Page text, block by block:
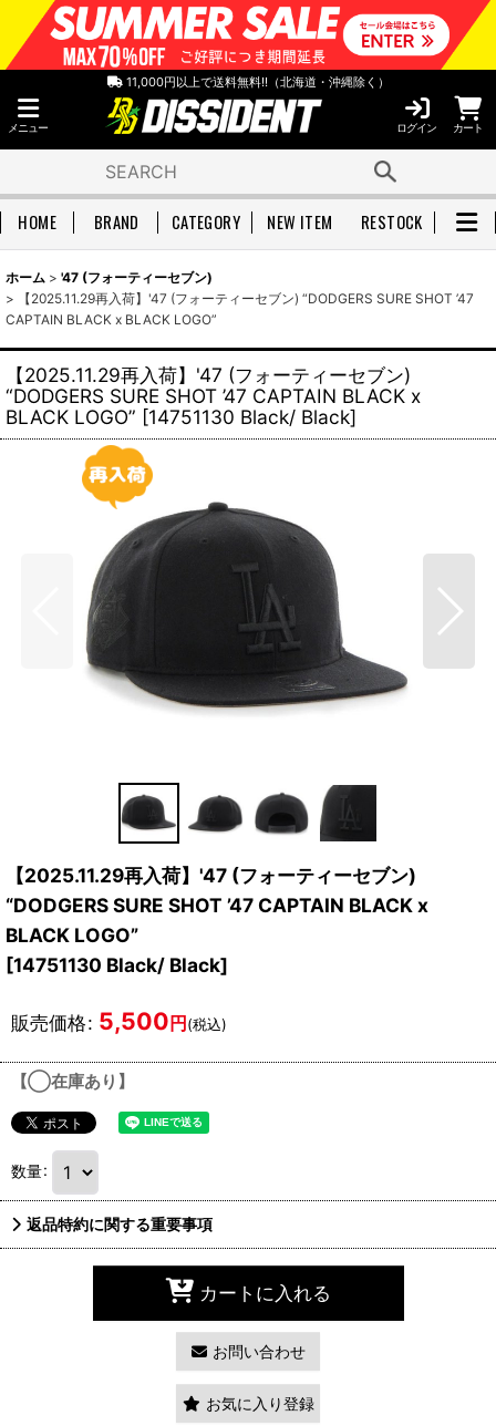
11,000円以上で送料無料!!（北海道・沖縄除く）
メニュー ログイン カート
HOME BRAND CATEGORY NEW ITEM RESTOCK
ホーム > '47 (フォーティーセブン)
>
【2025.11.29再入荷】'47 (フォーティーセブン) “DODGERS SURE SHOT ’47
CAPTAIN BLACK x BLACK LOGO”
【2025.11.29再入荷】'47 (フォーティーセブン)
“DODGERS SURE SHOT ’47 CAPTAIN BLACK x
BLACK LOGO” [14751130 Black/ Black]
【2025.11.29再入荷】'47 (フォーティーセブン)
“DODGERS SURE SHOT ’47 CAPTAIN BLACK x
BLACK LOGO”
[14751130 Black/ Black]
販売価格: 5,500円(税込)
【◯在庫あり】
数量:
返品特約に関する重要事項
カートに入れる
お問い合わせ
お気に入り登録